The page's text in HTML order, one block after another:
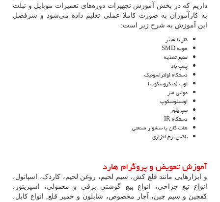
داریم که در بخش آموزش تجهیزات دوره‌های تعمیرات موبایل و تبلت
به کارآموزان به صورت کاملا عملی تعلیم داده می‌شود و سرفصل
این آموزش به شرح زیر است:
کار با هیتر
هویه SMD
منبع تغذیه
پمپ باد
دستگاه اولتراسونیک
لوپ (میکروسکوپ)
مولتی متر
اوسیلوسکوپ
سپریتور
دستگاه IR
هات گان یا سشوار صنعتی
باکس نرم افزاری
آموزش تعویض و پروگرام هارد
و ابزارهایی مانند قلع کش، سیم لحیم، روغن لحیم، کاردک، اسپاتول،
انواع تیغ جراحی، انواع پیچ گوشتی برقی و معمولی، اسپریتور،
کفچین و سیم چین، آچار مخصوص، شابلون و خمیر قلع, انواع کابل،